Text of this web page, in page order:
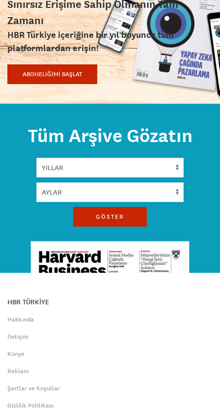
Sınırsız Erişime Sahip Olmanın Tam
Zamanı
HBR Türkiye içeriğine bir yıl boyunca tüm
platformlardan erişin!
ABONELİĞİMİ BAŞLAT
Tüm Arşive Gözatın
GÖSTER
HBR TÜRKİYE
Hakkında
İletişim
Künye
Reklam
Şartlar ve Koşullar
Gizlilik Politikası